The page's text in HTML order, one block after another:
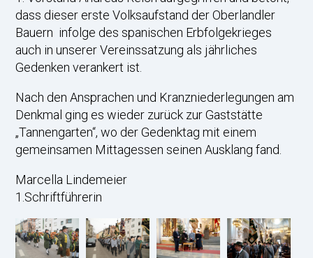
dass dieser erste Volksaufstand der Oberlandler
Bauern infolge des spanischen Erbfolgekrieges
auch in unserer Vereinssatzung als jährliches
Gedenken verankert ist.
Nach den Ansprachen und Kranzniederlegungen am
Denkmal ging es wieder zurück zur Gaststätte
„Tannengarten“, wo der Gedenktag mit einem
gemeinsamen Mittagessen seinen Ausklang fand.
Marcella Lindemeier
1.Schriftführerin